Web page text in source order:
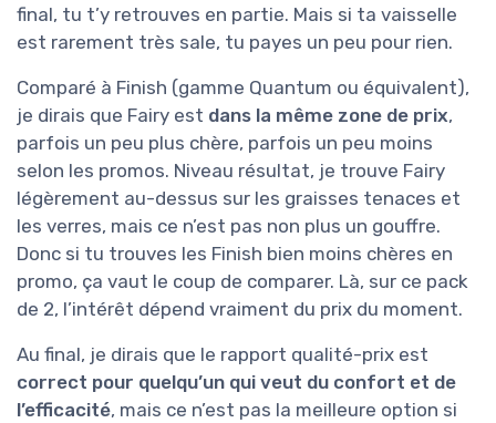
final, tu t’y retrouves en partie. Mais si ta vaisselle
est rarement très sale, tu payes un peu pour rien.
Comparé à Finish (gamme Quantum ou équivalent),
je dirais que Fairy est dans la même zone de prix,
parfois un peu plus chère, parfois un peu moins
selon les promos. Niveau résultat, je trouve Fairy
légèrement au-dessus sur les graisses tenaces et
les verres, mais ce n’est pas non plus un gouffre.
Donc si tu trouves les Finish bien moins chères en
promo, ça vaut le coup de comparer. Là, sur ce pack
de 2, l’intérêt dépend vraiment du prix du moment.
Au final, je dirais que le rapport qualité-prix est
correct pour quelqu’un qui veut du confort et de
l’efficacité, mais ce n’est pas la meilleure option si